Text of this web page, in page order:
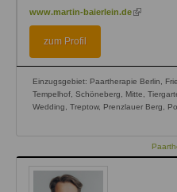
www.martin-baierlein.de (link
zum Profil
Einzugsgebiet: Paartherapie Berlin,
Tempelhof, Schöneberg, Mitte,
Wedding, Treptow, Prenzlauer Berg,